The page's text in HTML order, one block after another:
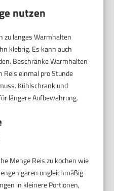
nutzen
zu langes Warmhalten
klebrig. Es kann auch
Beschränke Warmhalten
Reis einmal pro Stunde
Kühlschrank und
längere Aufbewahrung.
Menge Reis zu kochen wie
garen ungleichmäßig
in kleinere Portionen,